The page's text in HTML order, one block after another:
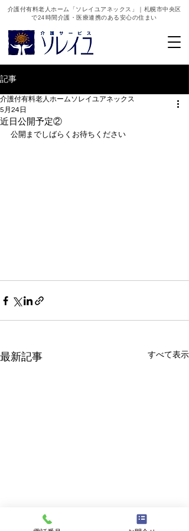
介護付有料老人ホーム「ソレイユアネックス」｜札幌市中央区
で24時間介護・医療連携のある安心の住まい
記事
近日公開予定②
介護付有料老人ホームソレイユアネックス
5月24日
公開までしばらくお待ちください
最新記事 すべて表示